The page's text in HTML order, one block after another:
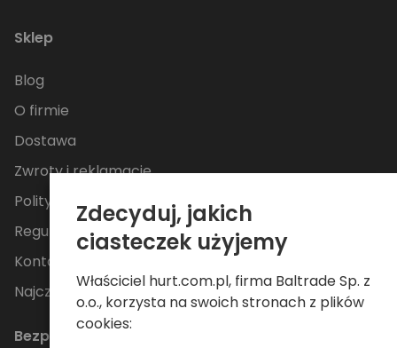
Sklep
Blog
O firmie
Dostawa
Zwroty i reklamacje
Polityka Prywatności
Regulamin
Kontakt
Najczęściej zadawane pytania
Bezpieczne płatności
Zdecyduj, jakich
ciasteczek użyjemy
Właściciel hurt.com.pl, firma Baltrade Sp. z
o.o., korzysta na swoich stronach z plików
cookies: